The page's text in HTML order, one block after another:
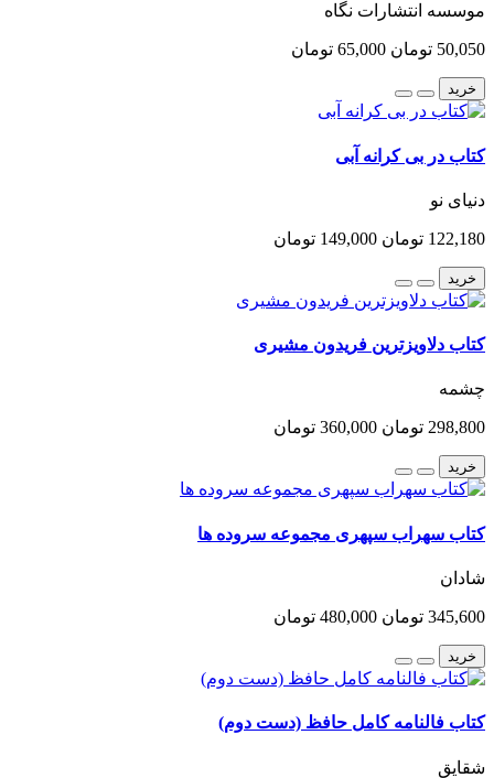
موسسه انتشارات نگاه
50,050 تومان 65,000 تومان
خرید
کتاب در بی کرانه آبی
دنیای نو
122,180 تومان 149,000 تومان
خرید
کتاب دلاویزترین فریدون مشیری
چشمه
298,800 تومان 360,000 تومان
خرید
کتاب سهراب سپهری مجموعه سروده ها
شادان
345,600 تومان 480,000 تومان
خرید
کتاب فالنامه کامل حافظ (دست دوم)
شقایق